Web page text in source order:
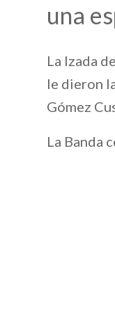
una
La Izada
le dieron
Gómez
La Banda